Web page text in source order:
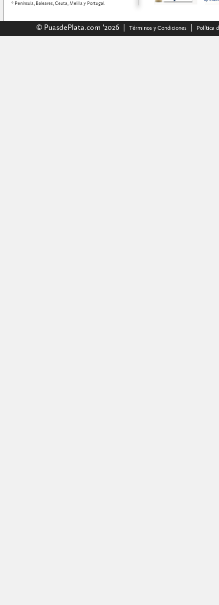
* Península, Baleares, Ceuta, Melilla y Portugal.
© PuasdePlata.com '2026 | Términos y Condiciones| Política